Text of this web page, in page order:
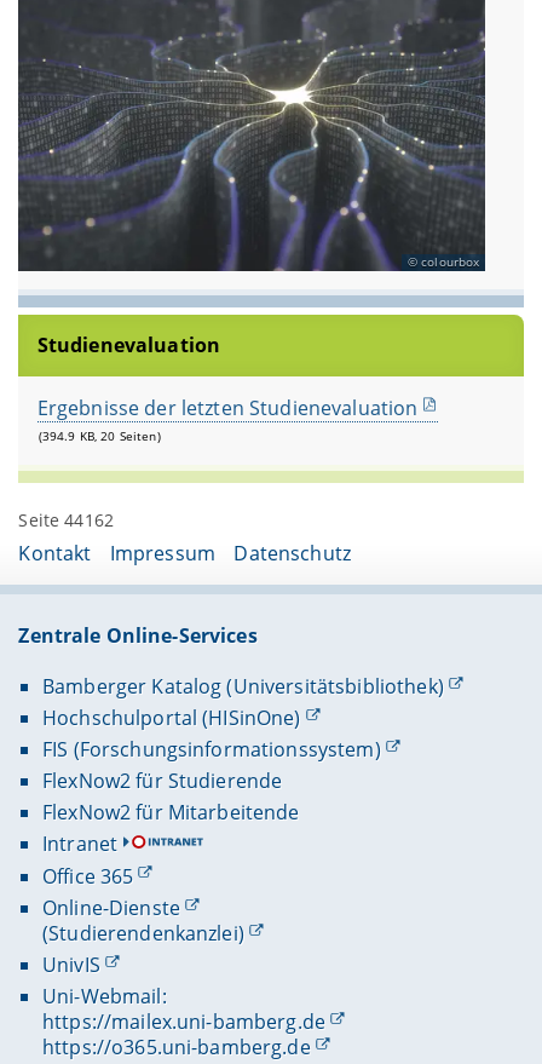
colourbox
Studienevaluation
Ergebnisse der letzten Studienevaluation
(394.9 KB, 20 Seiten)
Seite 44162
Kontakt Impressum Datenschutz
Zentrale Online-Services
Bamberger Katalog (Universitätsbibliothek)
Hochschulportal (HISinOne)
FIS (Forschungsinformationssystem)
FlexNow2 für Studierende
FlexNow2 für Mitarbeitende
Intranet
Office 365
Online-Dienste
(Studierendenkanzlei)
UnivIS
Uni-Webmail:
https://mailex.uni-bamberg.de
https://o365.uni-bamberg.de